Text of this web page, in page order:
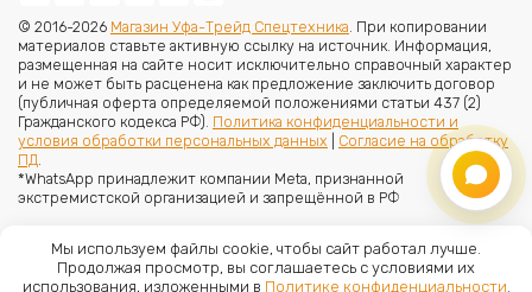
© 2016-2026 Магазин Уфа-Трейд Спецтехника. При копировании
материалов ставьте активную ссылку на источник. Информация,
размещенная на сайте носит исключительно справочный характер
и не может быть расценена как предложение заключить договор
(публичная оферта определяемой положениями статьи 437 (2)
Гражданского кодекса РФ). Политика конфиденциальности и
условия обработки персональных данных
Согласие на обработку
ПД.
*WhatsApp принадлежит компании Meta, признанной
экстремистской организацией и запрещённой в РФ
Мы используем файлы cookie, чтобы сайт работал лучше.
Продолжая просмотр, вы соглашаетесь с условиями их
использования, изложенными в Политике конфиденциальности